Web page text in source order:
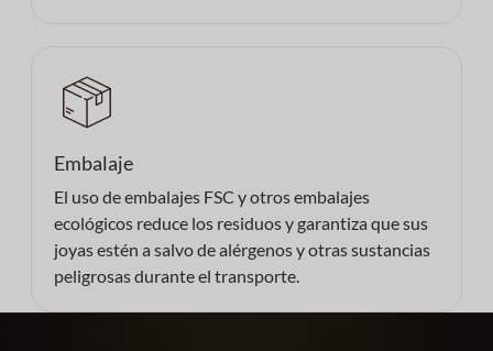
Embalaje
El uso de embalajes FSC y otros embalajes
ecológicos reduce los residuos y garantiza que sus
joyas estén a salvo de alérgenos y otras sustancias
peligrosas durante el transporte.